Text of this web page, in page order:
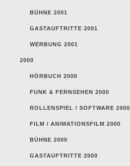
BÜHNE 2001
GASTAUFTRITTE 2001
WERBUNG 2001
2000
HÖRBUCH 2000
FUNK & FERNSEHEN 2000
ROLLENSPIEL / SOFTWARE 2000
FILM / ANIMATIONSFILM 2000
BÜHNE 2000
GASTAUFTRITTE 2000